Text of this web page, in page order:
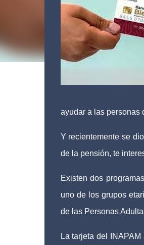
ayudar a las personas
Y recientemente se
de la pensión, te
Existen dos
uno de los grupos
de las Personas
La tarjeta del